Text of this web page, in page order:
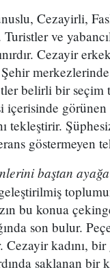
Cezayirli,
ve
Cezayir
merkezlerinde
belirli bir seçim
içerisinde
tekleştirir.
göstermeyen
baştan
bu konua
son bulur.
kadını,
saklanan bir